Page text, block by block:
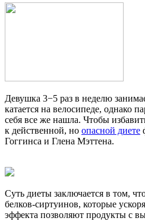
Девушка 3−5 раз в неделю
катается на велосипеде, однако
себя все же нашла. Чтобы
к действенной, но опасной диете
Гоггинса и Глена Мэттена.
Суть диеты заключается в том,
белков-сиртуинов, которые
эффекта позволяют продукты с